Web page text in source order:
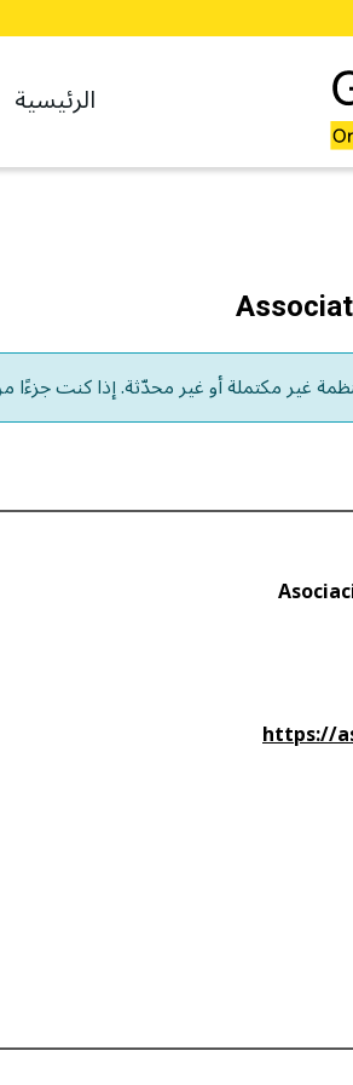
الرئيسية
غير مكتملة أو غير محدّثة. إذا كنت جزءًا
https://